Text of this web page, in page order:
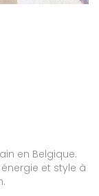
en Belgique.
et style à